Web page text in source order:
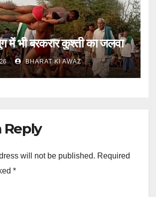
भी बरकरार कुश्ती का जलवा
BHARAT KI AWAZ
Reply
will not be published. Required
*